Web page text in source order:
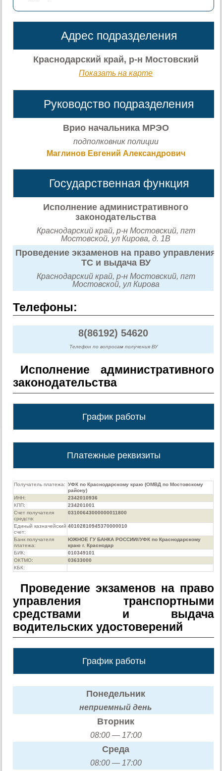
Адрес подразделения
Краснодарский край, р-н Мостовский
Показать на карте
Руководство подразделения
Врио начальника МРЭО
подполковник полиции
Маглинов Евгений Александрович
Государственная функция
Исполнение административного
законодательства
Краснодарский край, р-н Мостовский, пгт
Мостовской, ул Кирова, д. 1В
Проведение экзаменов на право управления
ТС и выдача ВУ
Краснодарский край, р-н Мостовский, пгт
Мостовской, ул Кирова
Телефоны:
8(86192) 54620
Телефон по вопросам получения ВУ
Исполнение административного
законодательства
График работы
Платежные реквизиты
Получатель платежа: УФК по Краснодарскому краю (ОМВД по Мостовскому
району)
ИНН:
2342010936
КПП:
234201001
Счет получателя
средств:
03100643000000011800
Единый казначейский
счет:
40102810945370000010
Банк получателя
платежа:
ЮЖНОЕ ГУ БАНКА РОССИИ//УФК по Краснодарскому
краю г. Краснодар
БИК:
010349101
ОКТМО:
03633000
КБК:
Проведение экзаменов на право
управления транспортными
средствами и выдача
водительских удостоверений
График работы
Понедельник
неприемный день
Вторник
08:00 — 17:00
Среда
08:00 — 17:00